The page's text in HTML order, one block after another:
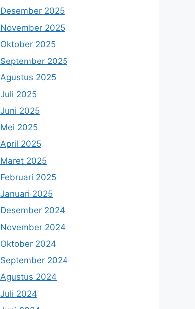
Desember 2025
November 2025
Oktober 2025
September 2025
Agustus 2025
Juli 2025
Juni 2025
Mei 2025
April 2025
Maret 2025
Februari 2025
Januari 2025
Desember 2024
November 2024
Oktober 2024
September 2024
Agustus 2024
Juli 2024